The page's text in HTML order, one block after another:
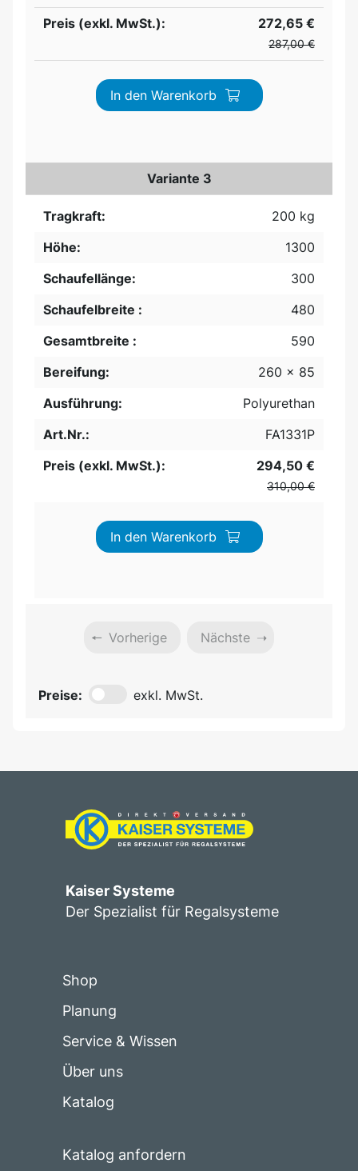
Preis (exkl. MwSt.):
272,65 €
287,00 €
In den Warenkorb
Variante 3
Tragkraft:
200 kg
Höhe:
1300
Schaufellänge:
300
Schaufelbreite :
480
Gesamtbreite :
590
Bereifung:
260 x 85
Ausführung:
Polyurethan
Art.Nr.:
FA1331P
Preis (exkl. MwSt.):
294,50 €
310,00 €
In den Warenkorb
Vorherige Nächste
Preise: exkl. MwSt.
Kaiser Systeme
Der Spezialist für Regalsysteme
Shop
Planung
Service & Wissen
Über uns
Katalog
Katalog anfordern